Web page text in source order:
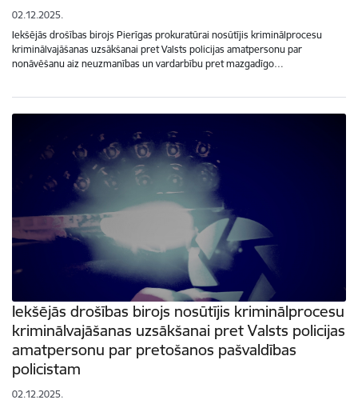
02.12.2025.
Iekšējās drošības birojs Pierīgas prokuratūrai nosūtījis kriminālprocesu
kriminālvajāšanas uzsākšanai pret Valsts policijas amatpersonu par
nonāvēšanu aiz neuzmanības un vardarbību pret mazgadīgo…
Iekšējās drošības birojs nosūtījis kriminālprocesu
kriminālvajāšanas uzsākšanai pret Valsts policijas
amatpersonu par pretošanos pašvaldības
policistam
02.12.2025.